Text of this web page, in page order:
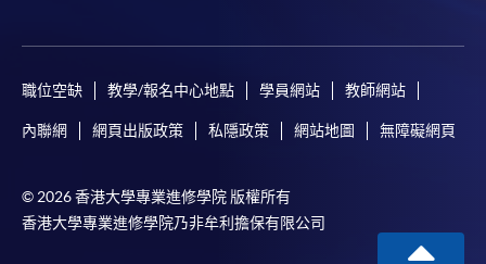
職位空缺 教學/報名中心地點 學員網站 教師網站
內聯網 網頁出版政策 私隱政策 網站地圖 無障礙網頁
© 2026 香港大學專業進修學院 版權所有
香港大學專業進修學院乃非牟利擔保有限公司